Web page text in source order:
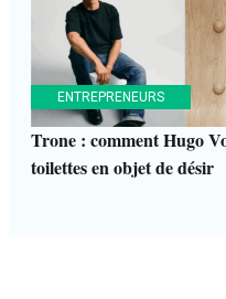
ENTREPRENEURS
Trone : comment Hugo
toilettes en objet de désir